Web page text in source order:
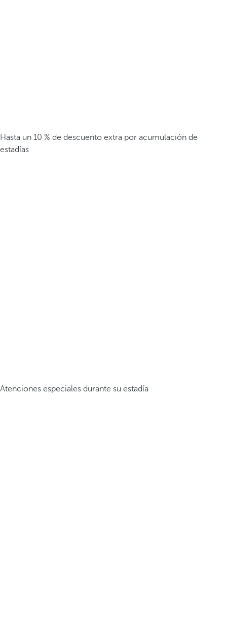
Hasta un 10 % de descuento extra por acumulación de
estadías
Atenciones especiales durante su estadía